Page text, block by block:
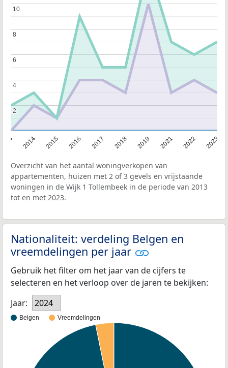
2014 2015 2016 2017 2018 2019 2021 2022 2023
2
2
4
4
6
6
8
8
10
10
Overzicht van het aantal woningverkopen van
appartementen, huizen met 2 of 3 gevels en vrijstaande
woningen in de Wijk 1 Tollembeek in de periode van 2013
tot en met 2023.
Nationaliteit: verdeling Belgen en
vreemdelingen per jaar
Gebruik het filter om het jaar van de cijfers te
selecteren en het verloop over de jaren te bekijken:
Jaar:
2024
Belgen Vreemdelingen